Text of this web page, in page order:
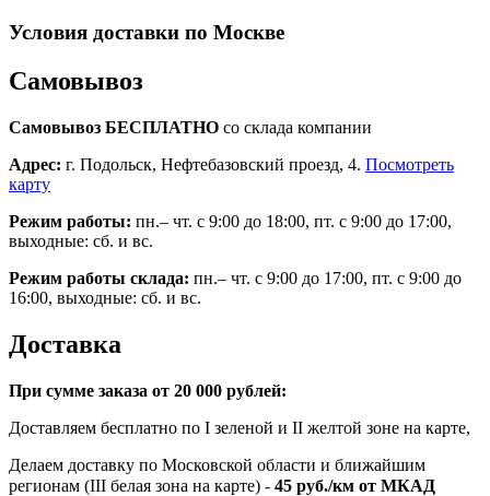
Условия доставки по Москве
Самовывоз
Самовывоз БЕСПЛАТНО со склада компании
Адрес: г. Подольск, Нефтебазовский проезд, 4. Посмотреть
карту
Режим работы: пн.– чт. с 9:00 до 18:00, пт. с 9:00 до 17:00,
выходные: сб. и вс.
Режим работы склада: пн.– чт. с 9:00 до 17:00, пт. с 9:00 до
16:00, выходные: сб. и вс.
Доставка
При сумме заказа от 20 000 рублей:
Доставляем бесплатно по I зеленой и II желтой зоне на карте,
Делаем доставку по Московской области и ближайшим
регионам (III белая зона на карте) - 45 руб./км от МКАД